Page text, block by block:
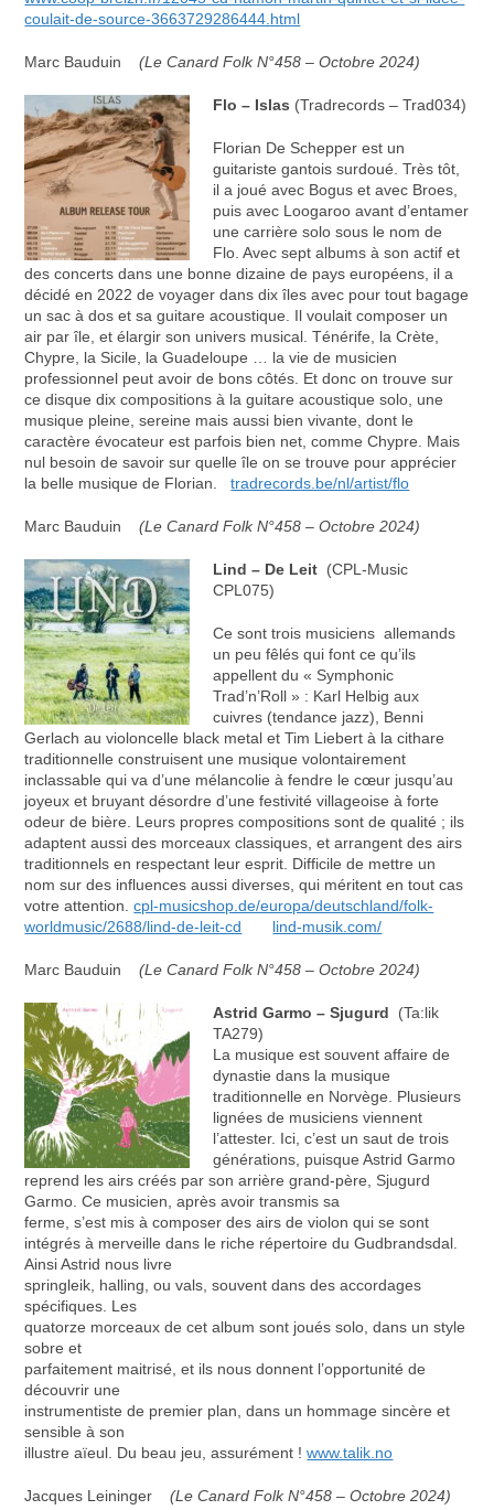
coulait-de-source-3663729286444.html
Marc Bauduin(Le Canard Folk N°458 – Octobre 2024)
Flo – Islas (Tradrecords – Trad034)
Florian De Schepper est un
guitariste gantois surdoué. Très tôt,
il a joué avec Bogus et avec Broes,
puis avec Loogaroo avant d’entamer
une carrière solo sous le nom de
Flo. Avec sept albums à son actif et
des concerts dans une bonne dizaine de pays européens, il a
décidé en 2022 de voyager dans dix îles avec pour tout bagage
un sac à dos et sa guitare acoustique. Il voulait composer un
air par île, et élargir son univers musical. Ténérife, la Crète,
Chypre, la Sicile, la Guadeloupe … la vie de musicien
professionnel peut avoir de bons côtés. Et donc on trouve sur
ce disque dix compositions à la guitare acoustique solo, une
musique pleine, sereine mais aussi bien vivante, dont le
caractère évocateur est parfois bien net, comme Chypre. Mais
nul besoin de savoir sur quelle île on se trouve pour apprécier
la belle musique de Florian.tradrecords.be/nl/artist/flo
Marc Bauduin(Le Canard Folk N°458 – Octobre 2024)
Lind – De Leit (CPL-Music
CPL075)
Ce sont trois musiciens allemands
un peu fêlés qui font ce qu’ils
appellent du « Symphonic
Trad’n’Roll » : Karl Helbig aux
cuivres (tendance jazz), Benni
Gerlach au violoncelle black metal et Tim Liebert à la cithare
traditionnelle construisent une musique volontairement
inclassable qui va d’une mélancolie à fendre le cœur jusqu’au
joyeux et bruyant désordre d’une festivité villageoise à forte
odeur de bière. Leurs propres compositions sont de qualité ; ils
adaptent aussi des morceaux classiques, et arrangent des airs
traditionnels en respectant leur esprit. Difficile de mettre un
nom sur des influences aussi diverses, qui méritent en tout cas
votre attention.cpl-musicshop.de/europa/deutschland/folk-
worldmusic/2688/lind-de-leit-cd
lind-musik.com/
Marc Bauduin(Le Canard Folk N°458 – Octobre 2024)
Astrid Garmo – Sjugurd (Ta:lik
TA279)
La musique est souvent affaire de
dynastie dans la musique
traditionnelle en Norvège. Plusieurs
lignées de musiciens viennent
l’attester. Ici, c’est un saut de trois
générations, puisque Astrid Garmo
reprend les airs créés par son arrière grand-père, Sjugurd
Garmo. Ce musicien, après avoir transmis sa
ferme, s’est mis à composer des airs de violon qui se sont
intégrés à merveille dans le riche répertoire du Gudbrandsdal.
Ainsi Astrid nous livre
springleik, halling, ou vals, souvent dans des accordages
spécifiques. Les
quatorze morceaux de cet album sont joués solo, dans un style
sobre et
parfaitement maitrisé, et ils nous donnent l’opportunité de
découvrir une
instrumentiste de premier plan, dans un hommage sincère et
sensible à son
illustre aïeul. Du beau jeu, assurément !www.talik.no
Jacques Leininger(Le Canard Folk N°458 – Octobre 2024)